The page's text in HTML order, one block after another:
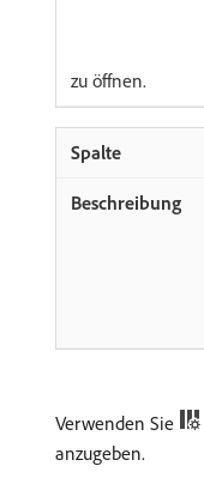
zu öffnen.
Verwenden Sie
anzugeben.